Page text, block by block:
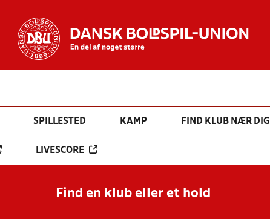
SPILLESTED KAMP FIND KLUB NÆR DIG
LIVESCORE
Find en klub eller et hold